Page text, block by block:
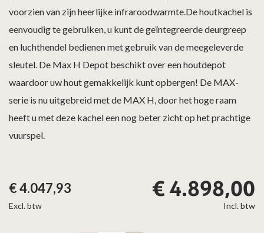
Incl. btw
€4.898,00
Excl. btw
€4.047,93
voorzien van zijn heerlijke infraroodwarmte.De houtkachel is
eenvoudig te gebruiken, u kunt de geïntegreerde deurgreep
en luchthendel bedienen met gebruik van de meegeleverde
sleutel. De Max H Depot beschikt over een houtdepot
waardoor uw hout gemakkelijk kunt opbergen! De MAX-
serie is nu uitgebreid met de MAX H, door het hoge raam
heeft u met deze kachel een nog beter zicht op het prachtige
vuurspel.